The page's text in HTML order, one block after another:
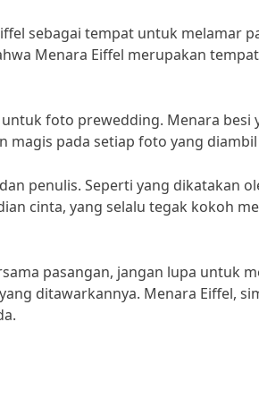
sebagai tempat untuk melamar
Menara Eiffel merupakan
foto prewedding. Menara besi
pada setiap foto yang diambil
penulis. Seperti yang dikatakan
cinta, yang selalu tegak kokoh
pasangan, jangan lupa untuk
ditawarkannya. Menara Eiffel,